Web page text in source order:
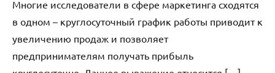
Многие исследователи в сфере маркетинга сходятся
в одном – круглосуточный график работы приводит к
увеличению продаж и позволяет
предпринимателям получать прибыль